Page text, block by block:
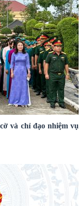
và chỉ đạo nhiệm vụ